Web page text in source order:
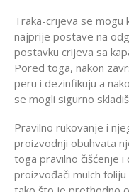
Traka-crijeva se mogu
najprije postave na
postavku crijeva sa
Pored toga, nakon
peru i dezinfikuju a
se mogli sigurno
Pravilno rukovanje i
proizvodnji obuhvata
toga pravilno čišćenje i
proizvođači mulch